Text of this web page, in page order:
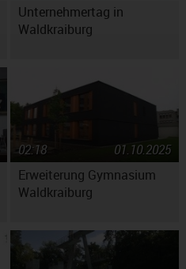
Unternehmertag in
Waldkraiburg
Erweiterung Gymnasium
Waldkraiburg
01.10.2025
02:18